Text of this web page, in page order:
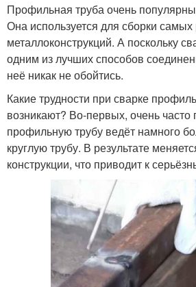
Профильная труба очень
Она используется для сборки
металлоконструкций. А поскольку
одним из лучших способов
неё никак не обойтись.
Какие трудности при сварке
возникают? Во-первых, очень часто
профильную трубу ведёт намного
круглую трубу. В результате
конструкции, что приводит к